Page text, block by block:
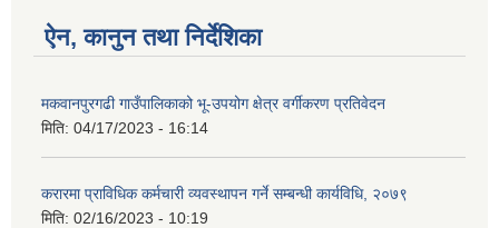
ऐन, कानुन तथा निर्देशिका
मकवानपुरगढी गाउँपालिकाको भू-उपयोग क्षेत्र वर्गीकरण प्रतिवेदन
मिति: 04/17/2023 - 16:14
करारमा प्राविधिक कर्मचारी व्यवस्थापन गर्ने सम्बन्धी कार्यविधि, २०७९
मिति: 02/16/2023 - 10:19